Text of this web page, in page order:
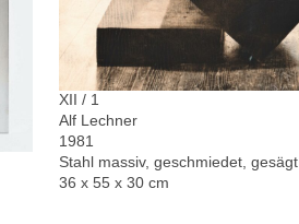
XII / 1
Alf Lechner
1981
Stahl massiv, geschmiedet, gesägt
36 x 55 x 30 cm